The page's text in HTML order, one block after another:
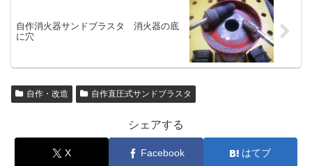
自作消火器サンドブラスタ 消火器の底
に穴
自作・改造 自作直圧式サンドブラスタ
シェアする
X Facebook はてブ